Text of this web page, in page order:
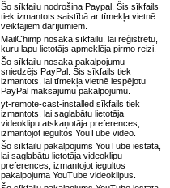
Šo sīkfailu nodrošina Paypal. Šis sīkfails
tiek izmantots saistībā ar tīmekļa vietnē
veiktajiem darījumiem.
MailChimp nosaka sīkfailu, lai reģistrētu,
kuru lapu lietotājs apmeklēja pirmo reizi.
Šo sīkfailu nosaka pakalpojumu
sniedzējs PayPal. Šis sīkfails tiek
izmantots, lai tīmekļa vietnē iespējotu
PayPal maksājumu pakalpojumu.
yt-remote-cast-installed sīkfails tiek
izmantots, lai saglabātu lietotāja
videoklipu atskaņotāja preferences,
izmantojot iegultos YouTube video.
Šo sīkfailu pakalpojums YouTube iestata,
lai saglabātu lietotāja videoklipu
preferences, izmantojot iegultos
pakalpojuma YouTube videoklipus.